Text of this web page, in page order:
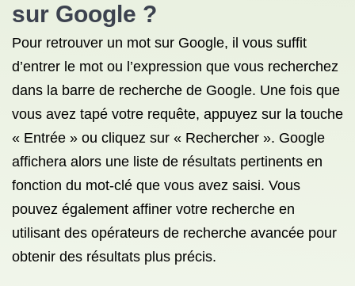
sur Google ?
Pour retrouver un mot sur Google, il vous suffit
d’entrer le mot ou l’expression que vous recherchez
dans la barre de recherche de Google. Une fois que
vous avez tapé votre requête, appuyez sur la touche
« Entrée » ou cliquez sur « Rechercher ». Google
affichera alors une liste de résultats pertinents en
fonction du mot-clé que vous avez saisi. Vous
pouvez également affiner votre recherche en
utilisant des opérateurs de recherche avancée pour
obtenir des résultats plus précis.